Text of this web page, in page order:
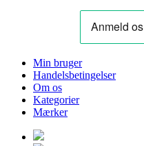
Min bruger
Handelsbetingelser
Om os
Kategorier
Mærker